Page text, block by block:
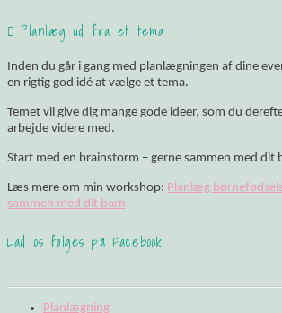
Planlæg ud fra et tema
Inden du går i gang med planlægningen af dine
en rigtig god idé at vælge et tema.
Temet vil give dig mange gode ideer, som du
arbejde videre med.
Start med en brainstorm – gerne sammen med dit
Læs mere om min workshop: Planlæg
sammen med dit barn
Lad os følges på Facebook:
Planlægning